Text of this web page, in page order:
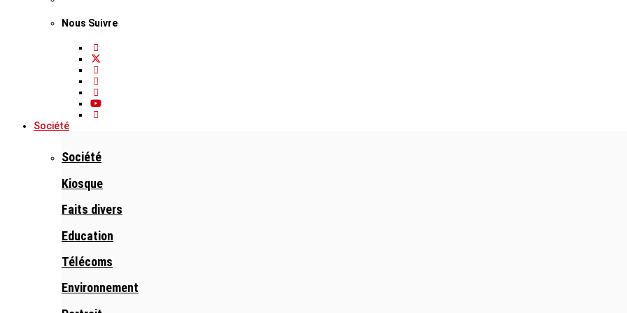
Nous Suivre
Société
Société
Kiosque
Faits divers
Education
Télécoms
Environnement